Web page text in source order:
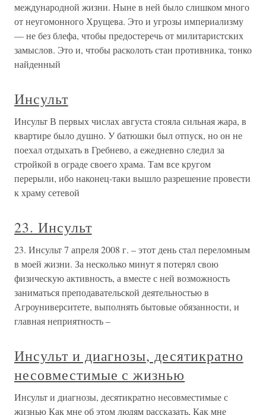
международной жизни. Ныне в ней было слишком много
от неугомонного Хрущева. Это и угрозы империализму
— не без блефа, чтобы предостеречь от милитаристских
замыслов. Это и, чтобы расколоть стан противника, тонко
найденный
Инсульт
Инсульт В первых числах августа стояла сильная жара, в
квартире было душно. У батюшки был отпуск, но он не
поехал отдыхать в Гребнево, а ежедневно следил за
стройкой в ограде своего храма. Там все кругом
перерыли, ибо наконец-таки вышло разрешение провести
к храму сетевой
23. Инсульт
23. Инсульт 7 апреля 2008 г. – этот день стал переломным
в моей жизни. За несколько минут я потерял свою
физическую активность, а вместе с ней возможность
заниматься преподавательской деятельностью в
Агроуниверситете, выполнять бытовые обязанности, и
главная неприятность –
Инсульт и диагнозы, десятикратно
несовместимые с жизнью
Инсульт и диагнозы, десятикратно несовместимые с
жизнью Как мне об этом людям рассказать, Как мне